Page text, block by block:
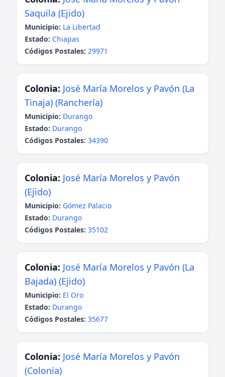
Saquila (Ejido)
Municipio: La Libertad
Estado: Chiapas
Códigos Postales: 29971
Colonia: José María Morelos y Pavón (La
Tinaja) (Ranchería)
Municipio: Durango
Estado: Durango
Códigos Postales: 34390
Colonia: José María Morelos y Pavón
(Ejido)
Municipio: Gómez Palacio
Estado: Durango
Códigos Postales: 35102
Colonia: José María Morelos y Pavón (La
Bajada) (Ejido)
Municipio: El Oro
Estado: Durango
Códigos Postales: 35677
Colonia: José María Morelos y Pavón
(Colonia)